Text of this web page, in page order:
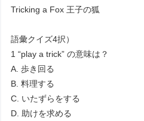
Tricking a Fox 王子の狐
語彙クイズ4択）
1 “play a trick” の意味は？
A. 歩き回る
B. 料理する
C. いたずらをする
D. 助けを求める